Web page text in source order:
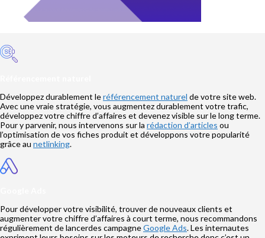
Développez durablement leréférencement naturel de votre site web.
Avec une vraie stratégie, vous augmentez durablement votre trafic,
développez votre chiffre d’affaires et devenez visible sur le long terme.
Pour y parvenir, nous intervenons sur la rédaction d’articles ou
l’optimisation de vos fiches produit et développons votre popularité
grâce au netlinking.
Pour développer votre visibilité, trouver de nouveaux clients et
augmenter votre chiffre d’affaires à court terme, nous recommandons
régulièrement de lancerdes campagneGoogle Ads. Les internautes